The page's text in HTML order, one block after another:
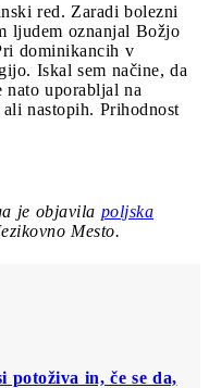
red. Zaradi bolezni
ljudem oznanjal Božjo
dominikancih v
Iskal sem načine, da
uporabljal na
nastopih. Prihodnost
je objavila poljska
Mesto.
potoživa in, če se da,